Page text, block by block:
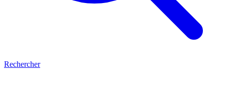
Rechercher